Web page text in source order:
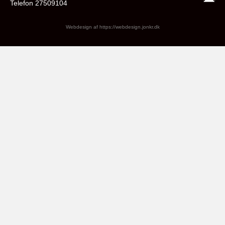
Telefon 27509104
Webdesign af https://webdesign.jonkr.dk